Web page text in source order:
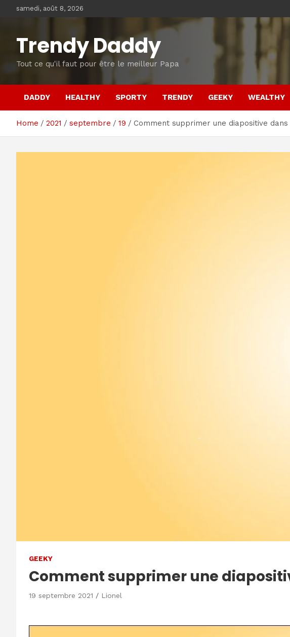
samedi, août 8, 2026
Trendy Daddy
Tout ce qu'il faut pour être le meilleur Papa
DADDY HEALTHY SPORTY TRENDY GEEKY WEALTHY
Home 2021 septembre 19 Comment supprimer une diapositive dans
GEEKY
Comment supprimer une
19 septembre 2021 Lionel